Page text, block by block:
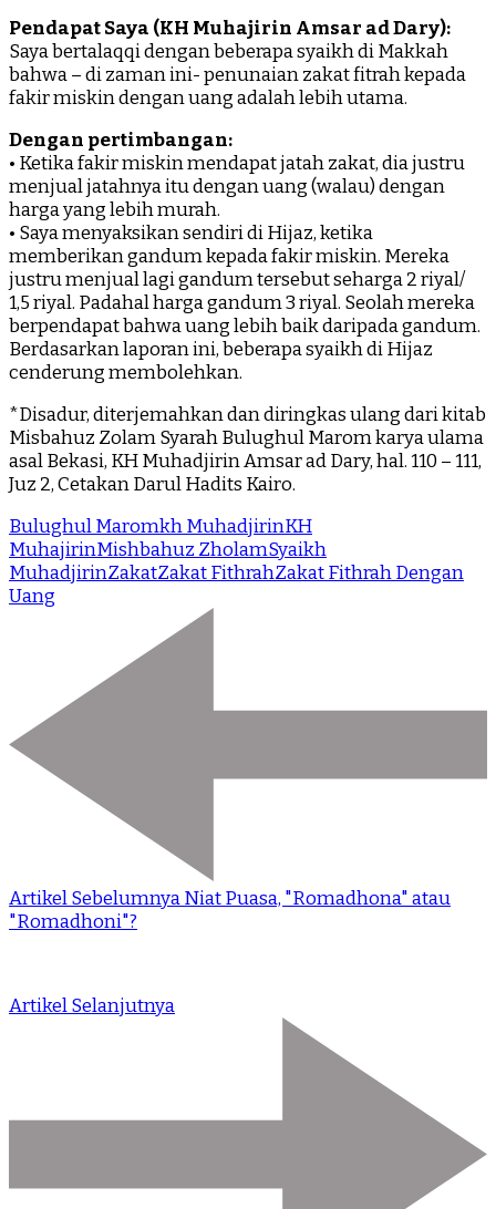
Pendapat Saya (KH Muhajirin Amsar ad Dary):
Saya bertalaqqi dengan beberapa syaikh di Makkah
bahwa – di zaman ini- penunaian zakat fitrah kepada
fakir miskin dengan uang adalah lebih utama.
Dengan pertimbangan:
• Ketika fakir miskin mendapat jatah zakat, dia justru
menjual jatahnya itu dengan uang (walau) dengan
harga yang lebih murah.
• Saya menyaksikan sendiri di Hijaz, ketika
memberikan gandum kepada fakir miskin. Mereka
justru menjual lagi gandum tersebut seharga 2 riyal/
1,5 riyal. Padahal harga gandum 3 riyal. Seolah mereka
berpendapat bahwa uang lebih baik daripada gandum.
Berdasarkan laporan ini, beberapa syaikh di Hijaz
cenderung membolehkan.
*Disadur, diterjemahkan dan diringkas ulang dari kitab
Misbahuz Zolam Syarah Bulughul Marom karya ulama
asal Bekasi, KH Muhadjirin Amsar ad Dary, hal. 110 – 111,
Juz 2, Cetakan Darul Hadits Kairo.
Bulughul Maromkh MuhadjirinKH
MuhajirinMishbahuz ZholamSyaikh
MuhadjirinZakatZakat FithrahZakat Fithrah Dengan
Uang
Artikel SebelumnyaNiat Puasa, "Romadhona" atau
"Romadhoni"?
Artikel Selanjutnya